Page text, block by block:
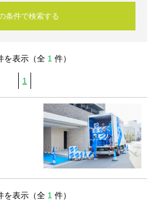
を表示（全 1 件）
1
を表示（全 1 件）